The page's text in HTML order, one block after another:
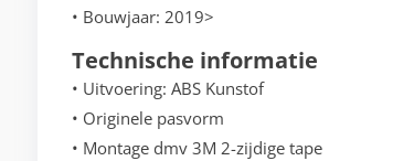
• Bouwjaar: 2019>
Technische informatie
• Uitvoering: ABS Kunstof
• Originele pasvorm
• Montage dmv 3M 2-zijdige tape